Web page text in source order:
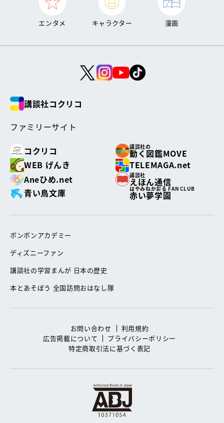
エンタメ キャラクター 漫画
講談社コクリコ
ファミリーサイト
コクリコ
講談社の
動く図鑑MOVE
WEB げんき
TELEMAGA.net
Aneひめ.net
講談社
えほん通信
青い鳥文庫
はやみねかおる FAN CLUB
赤い夢学園
ボンボンアカデミー
ディズニーファン
講談社の学習まんが 日本の歴史
本とあそぼう 全国訪問おはなし隊
お問い合わせ
利用規約
広告掲載について
プライバシーポリシー
特定商取引法に基づく表記